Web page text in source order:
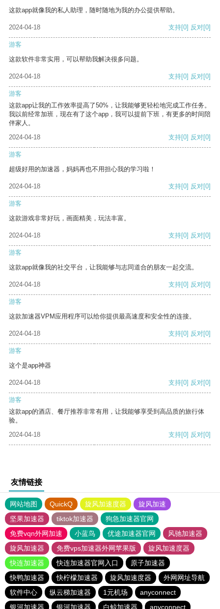
这款app就像我的私人助理，随时随地为我的办公提供帮助。
2024-04-18 支持[0] 反对[0]
游客
这款软件非常实用，可以帮助我解决很多问题。
2024-04-18 支持[0] 反对[0]
游客
这款app让我的工作效率提高了50%，让我能够更轻松地完成工作任务。
我以前经常加班，现在有了这个app，我可以提前下班，有更多的时间陪
伴家人。
2024-04-18
支持[0] 反对[0]
游客
超级好用的加速器，妈妈再也不用担心我的学习啦！
2024-04-18 支持[0] 反对[0]
游客
这款游戏非常好玩，画面精美，玩法丰富。
2024-04-18 支持[0] 反对[0]
游客
这款app就像我的社交平台，让我能够与志同道合的朋友一起交流。
2024-04-18 支持[0] 反对[0]
游客
这款加速器VPM应用程序可以给你提供最高速度和安全性的连接。
2024-04-18 支持[0] 反对[0]
游客
这个是app神器
2024-04-18 支持[0] 反对[0]
游客
这款app的酒店、餐厅推荐非常有用，让我能够享受到高品质的旅行体
验。
2024-04-18
支持[0] 反对[0]
友情链接
网站地图 QuickQ 旋风加速度器
旋风加速
坚果加速器
tiktok加速器
狗急加速器官网
免费vqn外网加速
小蓝鸟 优途加速器官网
风驰加速器
旋风加速器
免费vps加速器外网苹果版
旋风加速度器
快连加速器
快连加速器官网入口
原子加速器
快鸭加速器
快柠檬加速器 旋风加速度器
外网网址导航
软件中心
纵云梯加速器 1元机场
anyconnect
银河加速器
银河加速器 白鲸加速器 anyconnect